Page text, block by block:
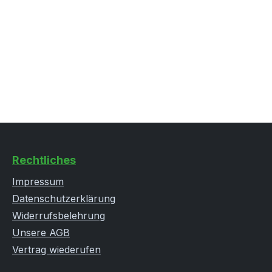
Rechtliches
Impressum
Datenschutzerklärung
Widerrufsbelehrung
Unsere AGB
Vertrag wiederufen